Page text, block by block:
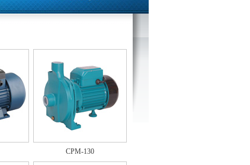
CPM-130